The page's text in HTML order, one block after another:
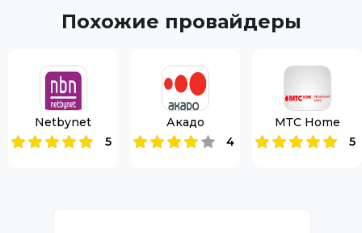
Похожие провайдеры
Netbynet
5
Акадо
4
МТС Home
5